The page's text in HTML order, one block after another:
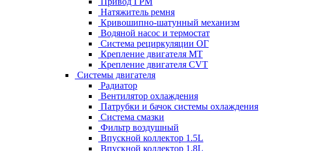
Натяжитель ремня
Кривошипно-шатунный механизм
Водяной насос и термостат
Система рециркуляции ОГ
Крепление двигателя MT
Крепление двигателя CVT
Системы двигателя
Радиатор
Вентилятор охлаждения
Патрубки и бачок системы охлаждения
Система смазки
Фильтр воздушный
Впускной коллектор 1.5L
Впускной коллектор 1.8L